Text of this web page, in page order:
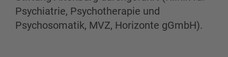
Psychiatrie, Psychotherapie und
Psychosomatik, MVZ, Horizonte gGmbH).